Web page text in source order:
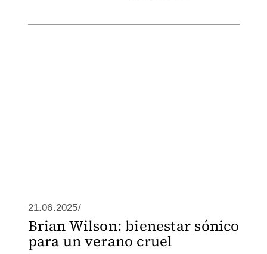
21.06.2025/
Brian Wilson: bienestar sónico
para un verano cruel